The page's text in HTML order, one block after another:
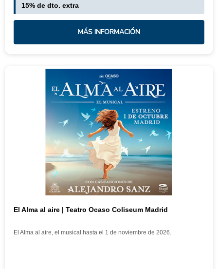
15% de dto. extra
MÁS INFORMACIÓN
El Alma al aire | Teatro Ocaso Coliseum Madrid
El Alma al aire, el musical hasta el 1 de noviembre de 2026.